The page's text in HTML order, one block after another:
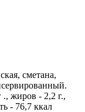
сметана,
., жиров - 2,2 г.,
- 76,7 ккал